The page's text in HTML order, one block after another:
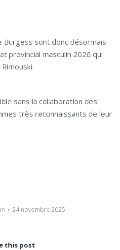
Burgess sont donc désormais
provincial masculin 2026 qui
sans la collaboration des
très reconnaissants de leur
24 novembre 2025
this post